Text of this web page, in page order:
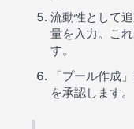
流動性として
量を入力。こ
す。
「プール作成
を承認します。